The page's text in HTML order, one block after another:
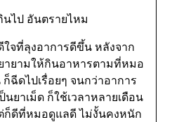
จที่ลุงอาการดีขึ้น หลังจาก
ยามให้กินอาหารตามที่หมอ
ฉีดไปเรื่อยๆ จนกว่าอาการ
ยาเม็ด ก็ใช้เวลาหลายเดือน
ก็ดีที่หมอดูแลดี ไม่งั้นคงหนัก